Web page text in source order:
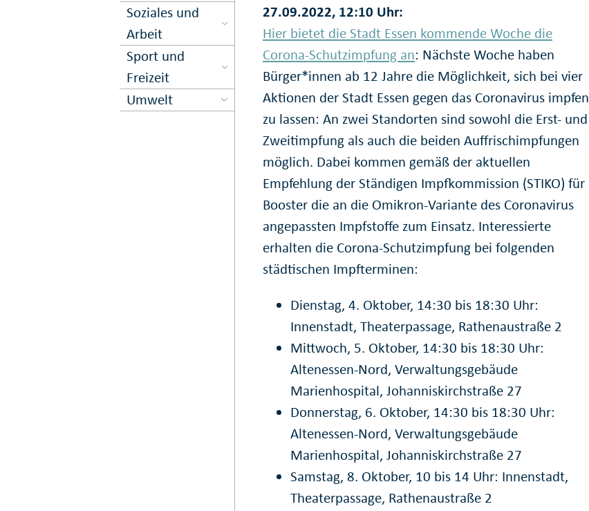
Soziales und
Arbeit
Sport und
Freizeit
Umwelt
27.09.2022, 12:10 Uhr:
Hier bietet die Stadt Essen kommende Woche die
Corona-Schutzimpfung an: Nächste Woche haben
Bürger*innen ab 12 Jahre die Möglichkeit, sich bei vier
Aktionen der Stadt Essen gegen das Coronavirus impfen
zu lassen: An zwei Standorten sind sowohl die Erst- und
Zweitimpfung als auch die beiden Auffrischimpfungen
möglich. Dabei kommen gemäß der aktuellen
Empfehlung der Ständigen Impfkommission (STIKO) für
Booster die an die Omikron-Variante des Coronavirus
angepassten Impfstoffe zum Einsatz. Interessierte
erhalten die Corona-Schutzimpfung bei folgenden
städtischen Impfterminen:
Dienstag, 4. Oktober, 14:30 bis 18:30 Uhr:
Innenstadt, Theaterpassage, Rathenaustraße 2
Mittwoch, 5. Oktober, 14:30 bis 18:30 Uhr:
Altenessen-Nord, Verwaltungsgebäude
Marienhospital, Johanniskirchstraße 27
Donnerstag, 6. Oktober, 14:30 bis 18:30 Uhr:
Altenessen-Nord, Verwaltungsgebäude
Marienhospital, Johanniskirchstraße 27
Samstag, 8. Oktober, 10 bis 14 Uhr: Innenstadt,
Theaterpassage, Rathenaustraße 2